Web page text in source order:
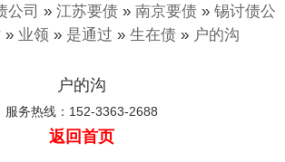
公司 » 江苏要债 » 南京要债 » 锡讨债公
» 业领 » 是通过 » 生在债 » 户的沟
户的沟
服务热线：152-3363-2688
返回首页